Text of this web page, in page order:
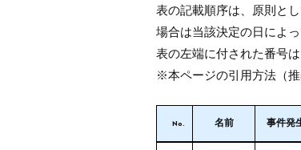
表の記載順序は、原則と
場合は当該決定の日によっ
表の左端に付された番号
※本ページの引用方法（
No. 名前 事件発